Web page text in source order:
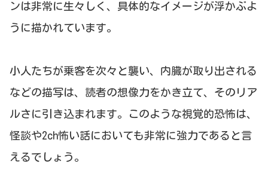
ンは非常に生々しく、具体的なイメージが浮かぶよ
うに描かれています。
小人たちが乗客を次々と襲い、内臓が取り出される
などの描写は、読者の想像力をかき立て、そのリア
ルさに引き込まれます。このような視覚的恐怖は、
怪談や2ch怖い話においても非常に強力であると言
えるでしょう。